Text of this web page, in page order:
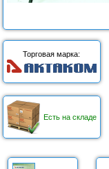
Торговая марка:
Есть на складе